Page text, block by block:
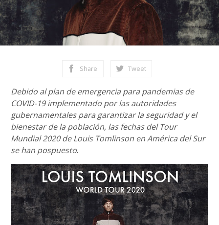
Share Tweet
Debido al plan de emergencia para pandemias de
COVID-19 implementado por las autoridades
gubernamentales para garantizar la seguridad y el
bienestar de la población, las fechas del Tour
Mundial 2020 de Louis Tomlinson en América del Sur
se han pospuesto.